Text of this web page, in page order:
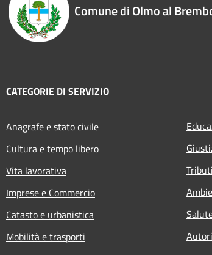
Comune di Olmo al
CATEGORIE DI SERVIZIO
Anagrafe e stato civile
Cultura e tempo libero
Vita lavorativa
Imprese e Commercio
Catasto e urbanistica
Mobilità e trasporti